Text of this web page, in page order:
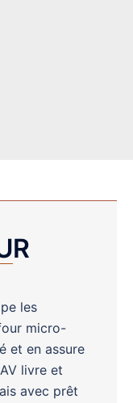
les
micro-
et en assure
livre et
avec prêt